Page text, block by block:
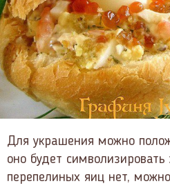
Для украшения можно
оно будет
перепелиных яиц нет,